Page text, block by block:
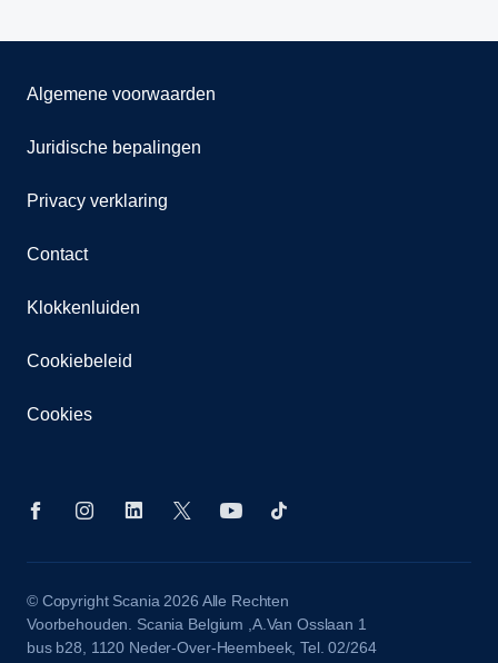
Algemene voorwaarden
Juridische bepalingen
Privacy verklaring
Contact
Klokkenluiden
Cookiebeleid
Cookies
© Copyright Scania 2026 Alle Rechten
Voorbehouden. Scania Belgium ,A.Van Osslaan 1
bus b28, 1120 Neder-Over-Heembeek, Tel. 02/264